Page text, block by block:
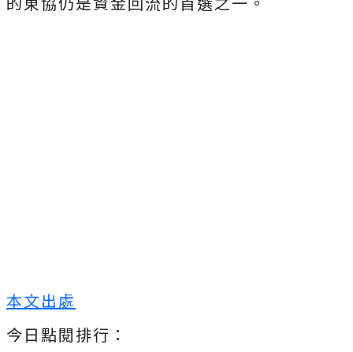
本文出處
今日點閱排行：